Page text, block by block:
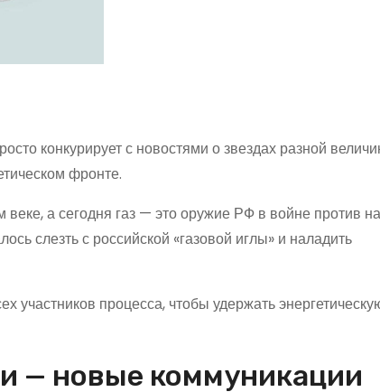
конкурирует с новостями о звездах разной
фронте.
а сегодня газ — это оружие РФ в войне против
слезть с российской «газовой иглы» и наладить
участников процесса, чтобы удержать
— новые коммуникации